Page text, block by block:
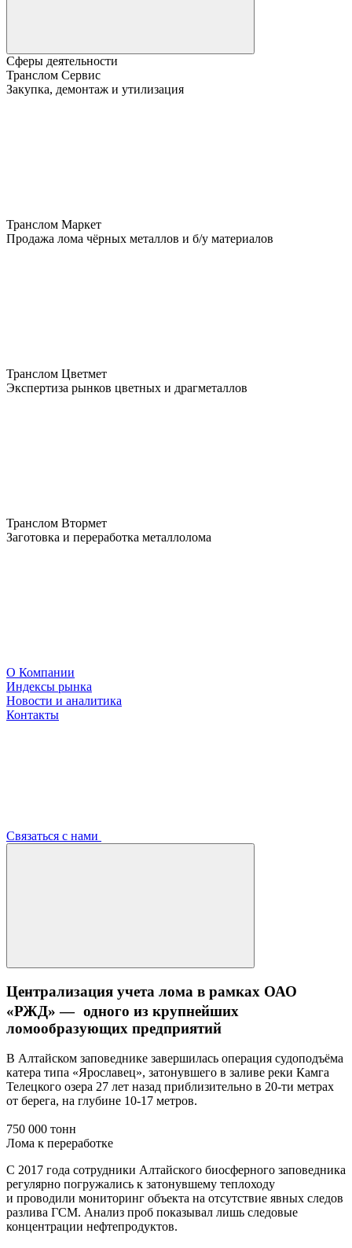
Сферы деятельности
Транслом Сервис
Закупка, демонтаж и утилизация
Транслом Маркет
Продажа лома чёрных металлов и б/у материалов
Транслом Цветмет
Экспертиза рынков цветных и драгметаллов
Транслом Втормет
Заготовка и переработка металлолома
О Компании
Индексы рынка
Новости и аналитика
Контакты
Связаться с нами
Централизация учета лома в рамках ОАО
«РЖД» — одного из крупнейших
ломообразующих предприятий
В Алтайском заповеднике завершилась операция судоподъёма
катера типа «Ярославец», затонувшего в заливе реки Камга
Телецкого озера 27 лет назад приблизительно в 20-ти метрах
от берега, на глубине 10-17 метров.
750 000 тонн
Лома к переработке
С 2017 года сотрудники Алтайского биосферного заповедника
регулярно погружались к затонувшему теплоходу
и проводили мониторинг объекта на отсутствие явных следов
разлива ГСМ. Анализ проб показывал лишь следовые
концентрации нефтепродуктов.